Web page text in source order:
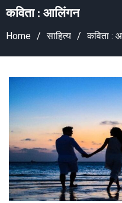
कविता : आलिंगन
Home साहित्य कविता :